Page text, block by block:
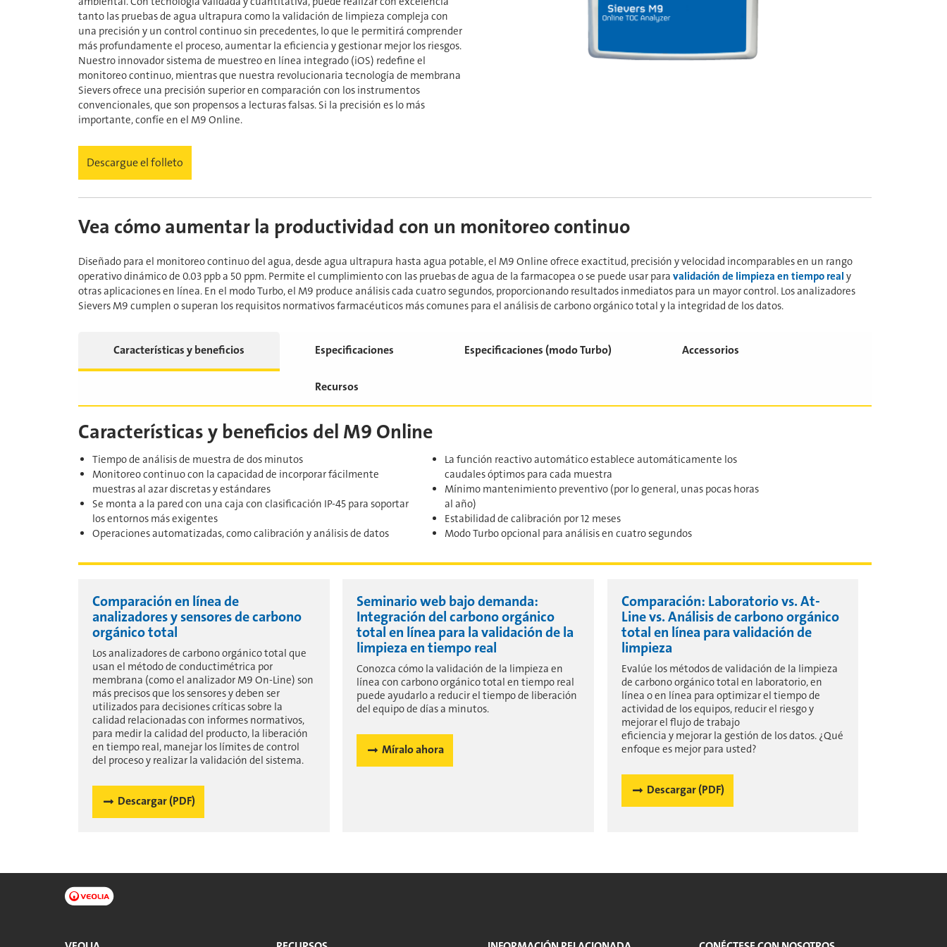
tanto las pruebas de agua ultrapura como la validación de limpieza compleja con
una precisión y un control continuo sin precedentes, lo que le permitirá comprender
más profundamente el proceso, aumentar la eficiencia y gestionar mejor los riesgos.
Nuestro innovador sistema de muestreo en línea integrado (iOS) redefine el
monitoreo continuo, mientras que nuestra revolucionaria tecnología de membrana
Sievers ofrece una precisión superior en comparación con los instrumentos
convencionales, que son propensos a lecturas falsas. Si la precisión es lo más
importante, confíe en el M9 Online.
Descargue el folleto
Vea cómo aumentar la productividad con un monitoreo continuo
Diseñado para el monitoreo continuo del agua, desde agua ultrapura hasta agua potable, el M9 Online ofrece exactitud, precisión y velocidad incomparables en un rango
operativo dinámico de 0.03 ppb a 50 ppm. Permite el cumplimiento con las pruebas de agua de la farmacopea o se puede usar para validación de limpieza en tiempo real y
otras aplicaciones en línea. En el modo Turbo, el M9 produce análisis cada cuatro segundos, proporcionando resultados inmediatos para un mayor control. Los analizadores
Sievers M9 cumplen o superan los requisitos normativos farmacéuticos más comunes para el análisis de carbono orgánico total y la integridad de los datos.
Características y beneficios Especificaciones Especificaciones (modo Turbo) Accessorios
Recursos
Características y beneficios del M9 Online
Tiempo de análisis de muestra de dos minutos
Monitoreo continuo con la capacidad de incorporar fácilmente
muestras al azar discretas y estándares
Se monta a la pared con una caja con clasificación IP-45 para soportar
los entornos más exigentes
Operaciones automatizadas, como calibración y análisis de datos
La función reactivo automático establece automáticamente los
caudales óptimos para cada muestra
Mínimo mantenimiento preventivo (por lo general, unas pocas horas
al año)
Estabilidad de calibración por 12 meses
Modo Turbo opcional para análisis en cuatro segundos
Comparación en línea de
analizadores y sensores de carbono
orgánico total
Los analizadores de carbono orgánico total que
usan el método de conductimétrica por
membrana (como el analizador M9 On-Line) son
más precisos que los sensores y deben ser
utilizados para decisiones críticas sobre la
calidad relacionadas con informes normativos,
para medir la calidad del producto, la liberación
en tiempo real, manejar los límites de control
del proceso y realizar la validación del sistema.
Descargar (PDF)
Seminario web bajo demanda:
Integración del carbono orgánico
total en línea para la validación de la
limpieza en tiempo real
Conozca cómo la validación de la limpieza en
línea con carbono orgánico total en tiempo real
puede ayudarlo a reducir el tiempo de liberación
del equipo de días a minutos.
Míralo ahora
Comparación: Laboratorio vs. At-
Line vs. Análisis de carbono orgánico
total en línea para validación de
limpieza
Evalúe los métodos de validación de la limpieza
de carbono orgánico total en laboratorio, en
línea o en línea para optimizar el tiempo de
actividad de los equipos, reducir el riesgo y
mejorar el flujo de trabajo
eficiencia y mejorar la gestión de los datos. ¿Qué
enfoque es mejor para usted?
Descargar (PDF)